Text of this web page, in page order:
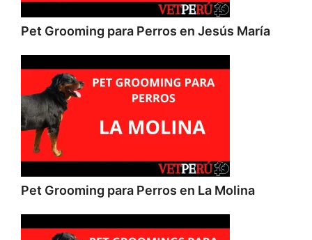
Pet Grooming para Perros en Jesús María
Pet Grooming para Perros en La Molina